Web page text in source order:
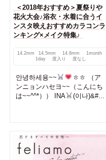
＜2018年おすすめ＞夏祭りや
花火大会♪浴衣・水着に合うイ
ンスタ映えおすすめカラコンラ
ンキング×メイク特集♪
14.2mm 14.5mm 14.8mm
1month
1day
度入り 度なし
안녕하세용~~
ㅎㅎ （ア
ンニョンハセヨ~~（こんにち
は~~^^*）） INA
(이나)&#...